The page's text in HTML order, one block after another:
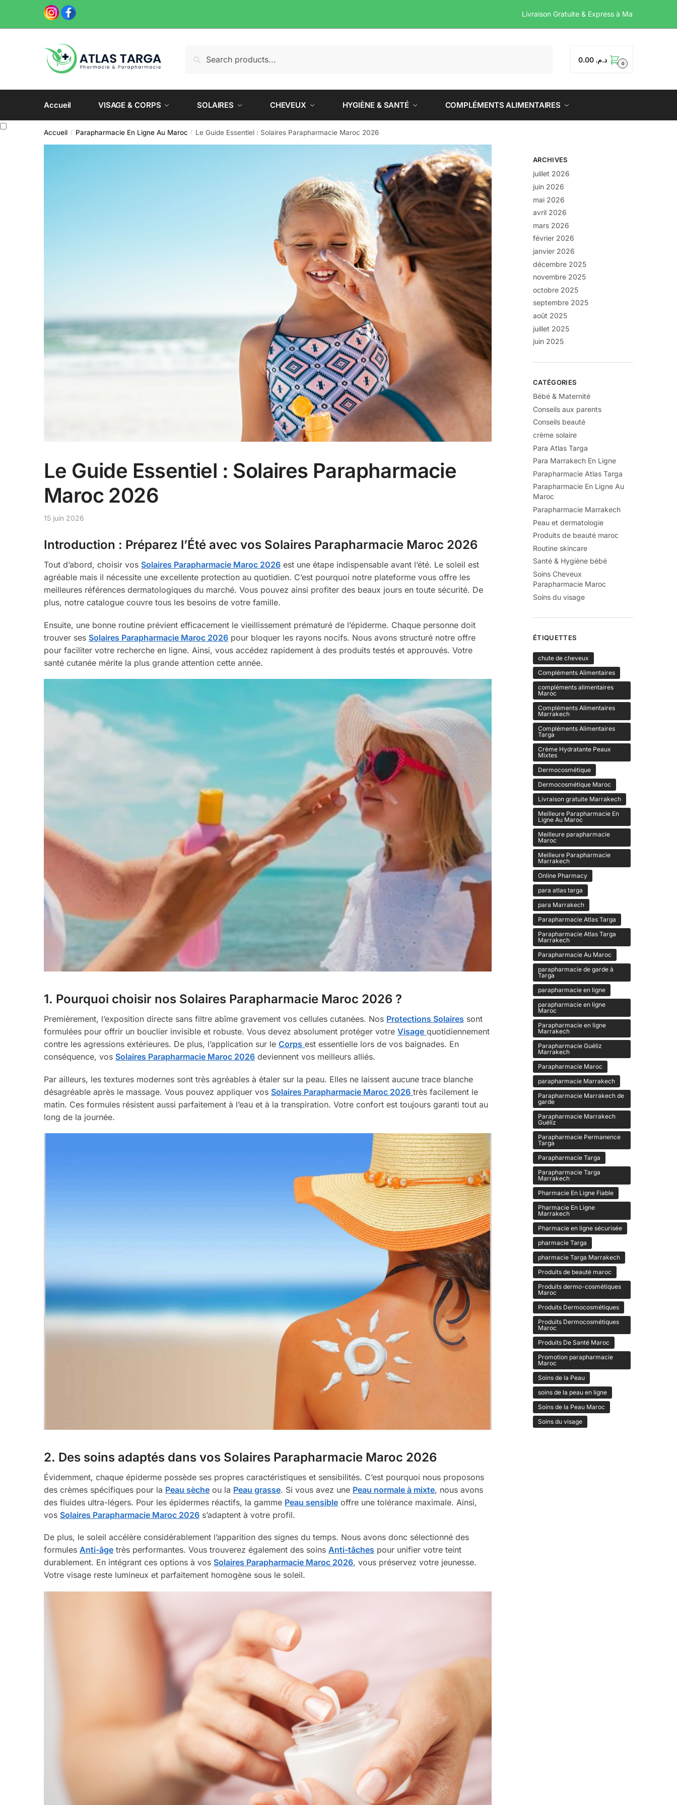
navigation
content
Livraison Gratuite & Express à
pour :
د.م. 0.00 0
Accueil VISAGE & CORPS SOLAIRES CHEVEUX HYGIÈNE & SANTÉ COMPLÉMENTS ALIMENTAIRES
Accueil / Parapharmacie En Ligne Au Maroc / Le Guide Essentiel : Solaires Parapharmacie Maroc 2026
Le Guide Essentiel : Solaires Parapharmacie
Maroc 2026
15 juin 2026
Introduction : Préparez l’Été avec vos Solaires Parapharmacie Maroc 2026
Tout d’abord, choisir vos Solaires Parapharmacie Maroc 2026 est une étape indispensable avant l’été. Le soleil est
agréable mais il nécessite une excellente protection au quotidien. C’est pourquoi notre plateforme vous offre les
meilleures références dermatologiques du marché. Vous pouvez ainsi profiter des beaux jours en toute sécurité. De
plus, notre catalogue couvre tous les besoins de votre famille.
Ensuite, une bonne routine prévient efficacement le vieillissement prématuré de l’épiderme. Chaque personne doit
trouver ses Solaires Parapharmacie Maroc 2026 pour bloquer les rayons nocifs. Nous avons structuré notre offre
pour faciliter votre recherche en ligne. Ainsi, vous accédez rapidement à des produits testés et approuvés. Votre
santé cutanée mérite la plus grande attention cette année.
1. Pourquoi choisir nos Solaires Parapharmacie Maroc 2026 ?
Premièrement, l’exposition directe sans filtre abîme gravement vos cellules cutanées. Nos Protections Solaires sont
formulées pour offrir un bouclier invisible et robuste. Vous devez absolument protéger votre Visage quotidiennement
contre les agressions extérieures. De plus, l’application sur le Corps est essentielle lors de vos baignades. En
conséquence, vos Solaires Parapharmacie Maroc 2026 deviennent vos meilleurs alliés.
Par ailleurs, les textures modernes sont très agréables à étaler sur la peau. Elles ne laissent aucune trace blanche
désagréable après le massage. Vous pouvez appliquer vos Solaires Parapharmacie Maroc 2026 très facilement le
matin. Ces formules résistent aussi parfaitement à l’eau et à la transpiration. Votre confort est toujours garanti tout au
long de la journée.
2. Des soins adaptés dans vos Solaires Parapharmacie Maroc 2026
Évidemment, chaque épiderme possède ses propres caractéristiques et sensibilités. C’est pourquoi nous proposons
des crèmes spécifiques pour la Peau sèche ou la Peau grasse. Si vous avez une Peau normale à mixte, nous avons
des fluides ultra-légers. Pour les épidermes réactifs, la gamme Peau sensible offre une tolérance maximale. Ainsi,
vos Solaires Parapharmacie Maroc 2026 s’adaptent à votre profil.
De plus, le soleil accélère considérablement l’apparition des signes du temps. Nous avons donc sélectionné des
formules Anti-âge très performantes. Vous trouverez également des soins Anti-tâches pour unifier votre teint
durablement. En intégrant ces options à vos Solaires Parapharmacie Maroc 2026, vous préservez votre jeunesse.
Votre visage reste lumineux et parfaitement homogène sous le soleil.
ARCHIVES
juillet 2026
juin 2026
mai 2026
avril 2026
mars 2026
février 2026
janvier 2026
décembre 2025
novembre 2025
octobre 2025
septembre 2025
août 2025
juillet 2025
juin 2025
CATÉGORIES
Bébé & Maternité
Conseils aux parents
Conseils beauté
crème solaire
Para Atlas Targa
Para Marrakech En Ligne
Parapharmacie Atlas Targa
Parapharmacie En Ligne Au
Maroc
Parapharmacie Marrakech
Peau et dermatologie
Produits de beauté maroc
Routine skincare
Santé & Hygiène bébé
Soins Cheveux
Parapharmacie Maroc
Soins du visage
ÉTIQUETTES
chute de cheveux
Compléments Alimentaires
compléments alimentaires
Maroc
Compléments Alimentaires
Marrakech
Compléments Alimentaires
Targa
Crème Hydratante Peaux
Mixtes
Dermocosmétique
Dermocosmétique Maroc
Livraison gratuite Marrakech
Meilleure Parapharmacie En
Ligne Au Maroc
Meilleure parapharmacie
Maroc
Meilleure Parapharmacie
Marrakech
Online Pharmacy
para atlas targa
para Marrakech
Parapharmacie Atlas Targa
Parapharmacie Atlas Targa
Marrakech
Parapharmacie Au Maroc
parapharmacie de garde à
Targa
parapharmacie en ligne
parapharmacie en ligne
Maroc
Parapharmacie en ligne
Marrakech
Parapharmacie Guéliz
Marrakech
Parapharmacie Maroc
parapharmacie Marrakech
Parapharmacie Marrakech de
garde
Parapharmacie Marrakech
Guéliz
Parapharmacie Permanence
Targa
Parapharmacie Targa
Parapharmacie Targa
Marrakech
Pharmacie En Ligne Fiable
Pharmacie En Ligne
Marrakech
Pharmacie en ligne sécurisée
pharmacie Targa
pharmacie Targa Marrakech
Produits de beauté maroc
Produits dermo-cosmétiques
Maroc
Produits Dermocosmétiques
Produits Dermocosmétiques
Maroc
Produits De Santé Maroc
Promotion parapharmacie
Maroc
Soins de la Peau
soins de la peau en ligne
Soins de la Peau Maroc
Soins du visage